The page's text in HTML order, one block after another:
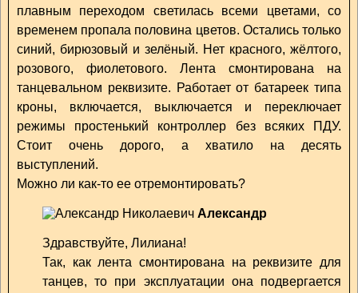
плавным переходом светилась всеми цветами, со
временем пропала половина цветов. Остались только
синий, бирюзовый и зелёный. Нет красного, жёлтого,
розового, фиолетового. Лента смонтирована на
танцевальном реквизите. Работает от батареек типа
кроны, включается, выключается и переключает
режимы простенький контроллер без всяких ПДУ.
Стоит очень дорого, а хватило на десять
выступлений.
Можно ли как-то ее отремонтировать?
Александр
Здравствуйте, Лилиана!
Так, как лента смонтирована на реквизите для
танцев, то при эксплуатации она подвергается